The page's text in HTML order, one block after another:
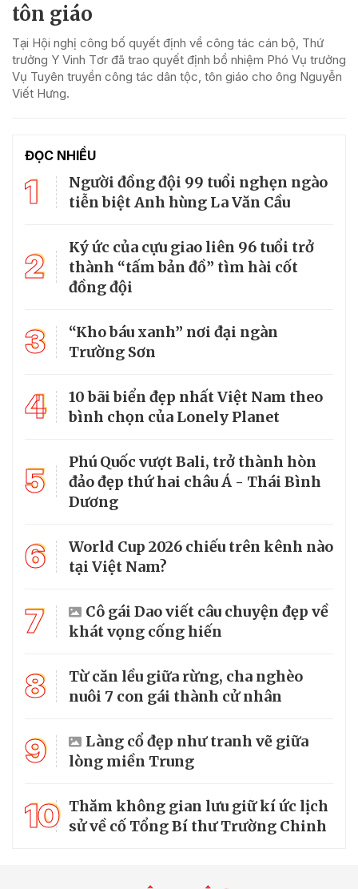
tôn giáo
Tại Hội nghị công bố quyết định về công tác cán bộ, Thứ
trưởng Y Vinh Tơr đã trao quyết định bổ nhiệm Phó Vụ trưởng
Vụ Tuyên truyền công tác dân tộc, tôn giáo cho ông Nguyễn
Viết Hưng.
ĐỌC NHIỀU
1
Người đồng đội 99 tuổi nghẹn ngào
tiễn biệt Anh hùng La Văn Cầu
2
Ký ức của cựu giao liên 96 tuổi trở
thành “tấm bản đồ” tìm hài cốt
đồng đội
3
“Kho báu xanh” nơi đại ngàn
Trường Sơn
4
10 bãi biển đẹp nhất Việt Nam theo
bình chọn của Lonely Planet
5
Phú Quốc vượt Bali, trở thành hòn
đảo đẹp thứ hai châu Á - Thái Bình
Dương
6
World Cup 2026 chiếu trên kênh nào
tại Việt Nam?
7
Cô gái Dao viết câu chuyện đẹp về
khát vọng cống hiến
8
Từ căn lều giữa rừng, cha nghèo
nuôi 7 con gái thành cử nhân
9
Làng cổ đẹp như tranh vẽ giữa
lòng miền Trung
10 Thăm không gian lưu giữ kí ức lịch
sử về cố Tổng Bí thư Trường Chinh